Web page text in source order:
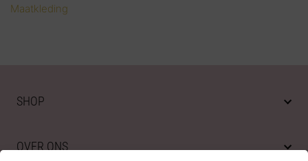
Maatkleding
SHOP
OVER ONS